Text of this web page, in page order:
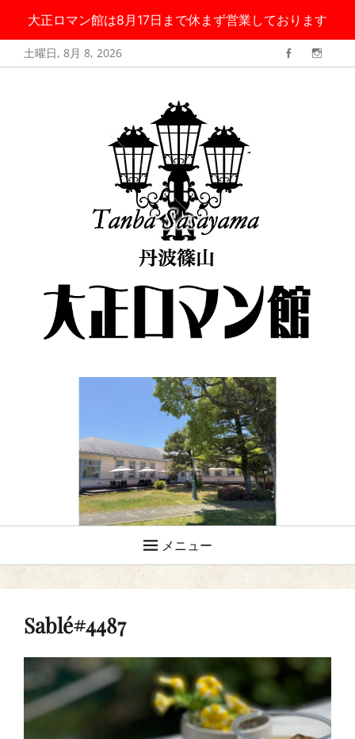
大正ロマン館は8月17日まで休まず営業しております
ン
土曜日, 8月 8, 2026 Facebook
マン館
メニュー
Sablé#4487